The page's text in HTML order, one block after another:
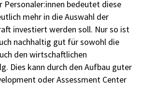
Personaler:innen bedeutet diese
mehr in die Auswahl der
investiert werden soll. Nur so ist
nachhaltig gut für sowohl die
den wirtschaftlichen
Dies kann durch den Aufbau guter
oder Assessment Center